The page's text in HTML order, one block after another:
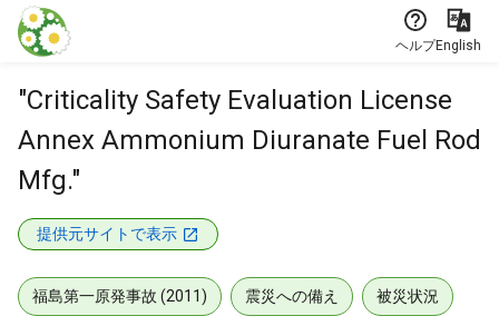
本文に飛ぶ
ヘルプEnglish
"Criticality Safety Evaluation License
Annex Ammonium Diuranate Fuel Rod
Mfg."
提供元サイトで表示
福島第一原発事故 (2011) 震災への備え 被災状況